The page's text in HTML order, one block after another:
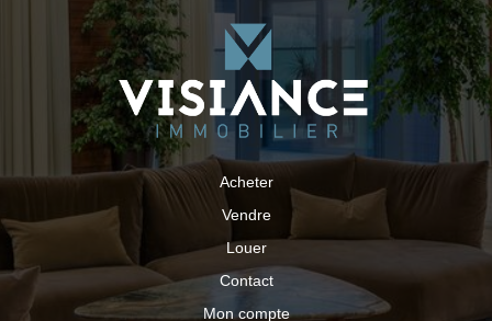
Acheter
Vendre
Louer
Contact
Mon compte